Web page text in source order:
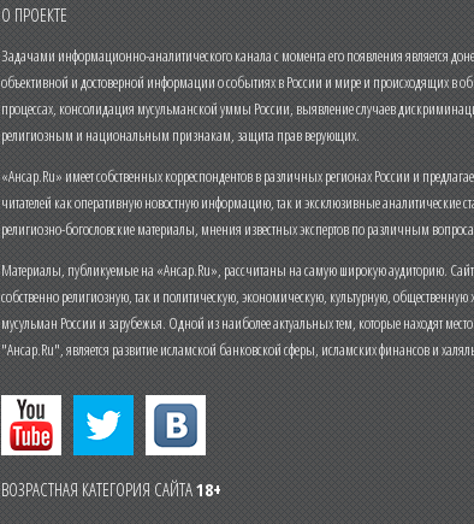
О ПРОЕКТЕ
Задачами информационно-аналитического канала с момента его появления является
объективной и достоверной информации о событиях в России и мире и происходящих в
процессах, консолидация мусульманской уммы России, выявление случаев
религиозным и национальным признакам, защита прав верующих.
«Ансар.Ru» имеет собственных корреспондентов в различных регионах России и
читателей как оперативную новостную информацию, так и эксклюзивные аналитические
религиозно-богословские материалы, мнения известных экспертов по различным
Материалы, публикуемые на «Ансар.Ru», рассчитаны на самую широкую аудиторию. Сайт
собственно религиозную, так и политическую, экономическую, культурную,
мусульман России и зарубежья. Одной из наиболее актуальных тем, которые находят
"Ансар.Ru", является развитие исламской банковской сферы, исламских финансов и
ВОЗРАСТНАЯ КАТЕГОРИЯ САЙТА18+